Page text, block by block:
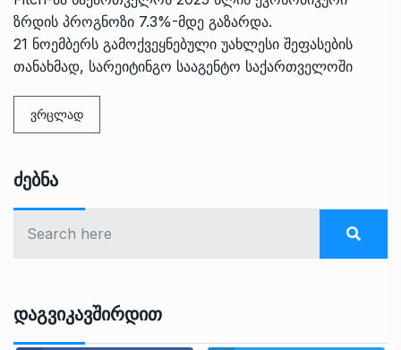
ზრდის პროგნოზი 7.3%-მდე გაზარდა.
21 ნოემბერს გამოქვეყნებული უახლესი შეფასების
თანახმად, სარეიტინგო სააგენტო საქართველოში
ვრცლად
Ძებნა
Დაგვიკავშირდით